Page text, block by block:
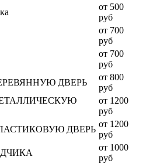
от 500
руб
от 700
руб
от 700
руб
ДЕРЕВЯННУЮ ДВЕРЬ
от 800
руб
МЕТАЛЛИЧЕСКУЮ
от 1200
руб
ПЛАСТИКОВУЮ ДВЕРЬ
от 1200
руб
от 1000
руб